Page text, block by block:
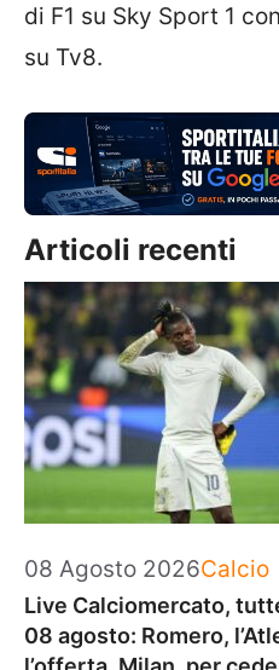
di F1 su Sky Sport 1
su Tv8.
Articoli recenti
08 Agosto 2026Calcio
Live Calciomercato,
08 agosto: Romero,